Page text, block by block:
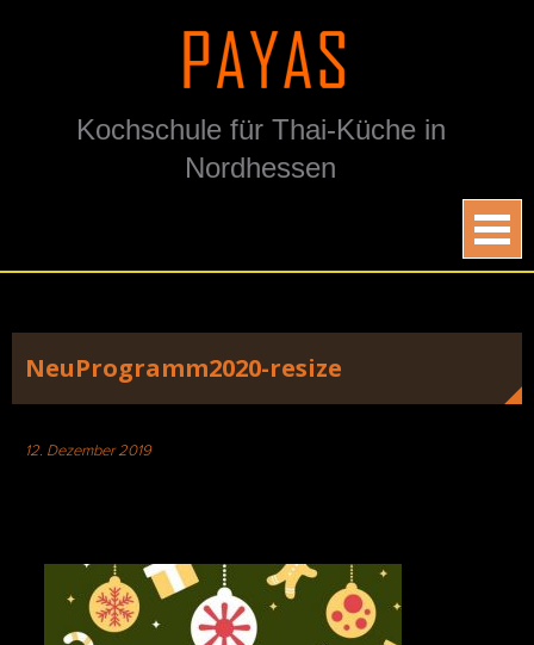
Kochschule für Thai-Küche in
Nordhessen
NeuProgramm2020-resize
12. Dezember 2019